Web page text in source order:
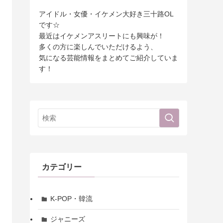
アイドル・女優・イケメン大好き三十路OL
です☆
最近はイケメンアスリートにも興味が！
多くの方に楽しんでいただけるよう、
気になる芸能情報をまとめてご紹介していま
す！
カテゴリー
K-POP・韓流
ジャニーズ